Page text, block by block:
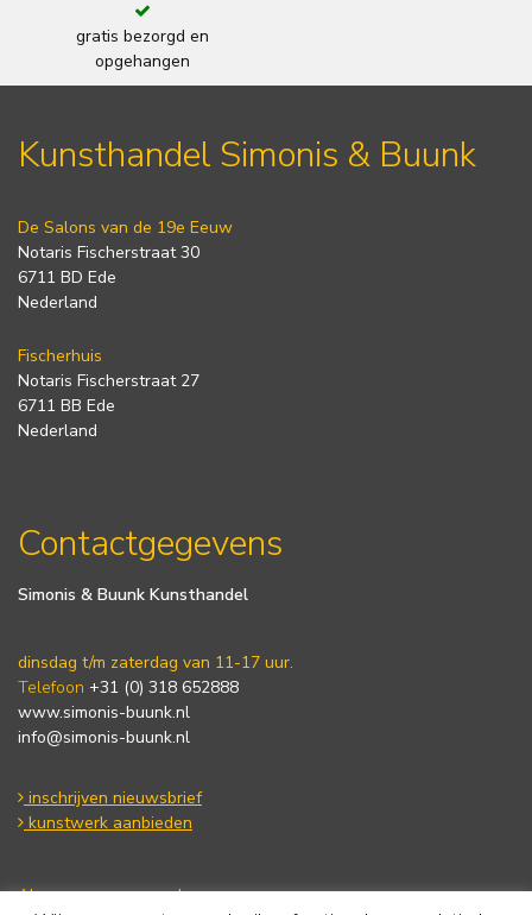
gratis bezorgd en
opgehangen
Kunsthandel Simonis & Buunk
De Salons van de 19e Eeuw
Notaris Fischerstraat 30
6711 BD Ede
Nederland
Fischerhuis
Notaris Fischerstraat 27
6711 BB Ede
Nederland
Contactgegevens
Simonis & Buunk Kunsthandel
dinsdag t/m zaterdag van 11-17 uur.
Telefoon +31 (0) 318 652888
www.simonis-buunk.nl
info@simonis-buunk.nl
inschrijven nieuwsbrief
kunstwerk aanbieden
Algemene voorwaarden